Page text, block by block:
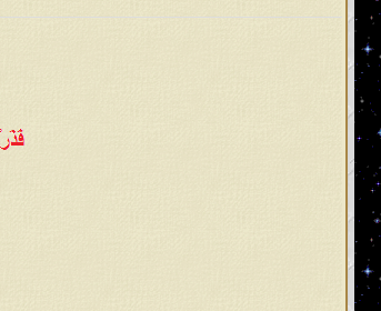
وملِكَها إذا كان حقاً
فجعله قائداً وملِكاً وإماماً
الْمُلْكُ عَلَيْنَا وَنَحْنُ أَحَقُّ
عصر بعث الإمام المهديّ؟
يسلم الناس من شرّ يده